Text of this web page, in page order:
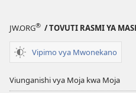
JW.ORG® / TOVUTI RASMI YA
Vipimo vya Mwonekano
Viunganishi vya Moja kwa Moja